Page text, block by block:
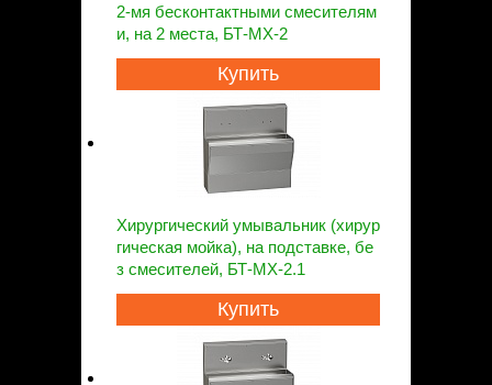
2-мя бесконтактными смесителям
и, на 2 места, БТ-МХ-2
Купить
Хирургический умывальник (хирур
гическая мойка), на подставке, бе
з смесителей, БТ-МХ-2.1
Купить